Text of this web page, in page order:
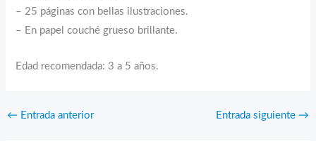
– 25 páginas con bellas ilustraciones.
– En papel couché grueso brillante.
Edad recomendada: 3 a 5 años.
← Entrada anterior Entrada siguiente →